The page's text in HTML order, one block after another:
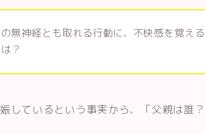
無神経とも取れる行動に、不快感を覚え
？
しているという事実から、「父親は誰